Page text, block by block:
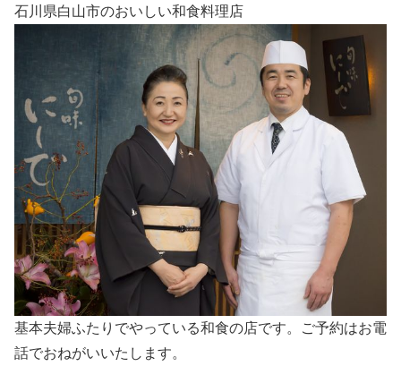
石川県白山市のおいしい和食料理店
基本夫婦ふたりでやっている和食の店です。ご予約はお電
話でおねがいいたします。